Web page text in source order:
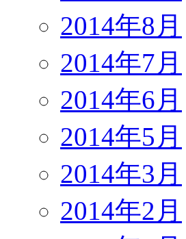
2014年8月
2014年7月
2014年6月
2014年5月
2014年3月
2014年2月